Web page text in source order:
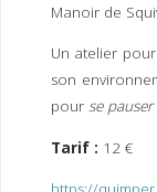
Manoir de
Un atelier
son
pour se pauser
Tarif : 12 €